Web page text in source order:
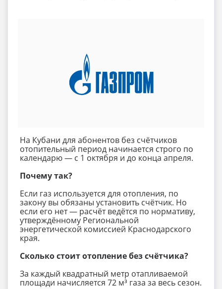
На Кубани для абонентов без счётчиков
отопительный период начинается строго по
календарю — с 1 октября и до конца апреля.
Почему так?
Если газ используется для отопления, по
закону вы обязаны установить счётчик. Но
если его нет — расчёт ведётся по нормативу,
утверждённому Региональной
энергетической комиссией Краснодарского
края.
Сколько стоит отопление без счётчика?
За каждый квадратный метр отапливаемой
площади начисляется 72 м³ газа за весь сезон.